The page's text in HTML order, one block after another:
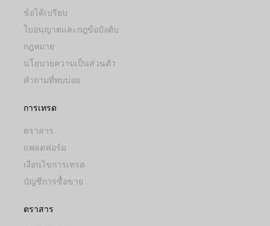
ข้อได้เปรียบ
ใบอนุญาตและกฎข้อบังคับ
กฎหมาย
นโยบายความเป็นส่วนตัว
คำถามที่พบบ่อย
การเทรด
ตราสาร
แพลตฟอร์ม
เงื่อนไขการเทรด
บัญชีการซื้อขาย
ตราสาร